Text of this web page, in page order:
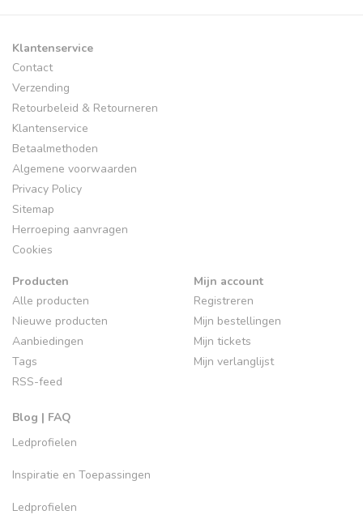
Klantenservice
Contact
Verzending
Retourbeleid & Retourneren
Klantenservice
Betaalmethoden
Algemene voorwaarden
Privacy Policy
Sitemap
Herroeping aanvragen
Cookies
Producten
Alle producten
Nieuwe producten
Aanbiedingen
Tags
RSS-feed
Blog | FAQ
Ledprofielen
Inspiratie en Toepassingen
Ledprofielen
Mijn account
Registreren
Mijn bestellingen
Mijn tickets
Mijn verlanglijst